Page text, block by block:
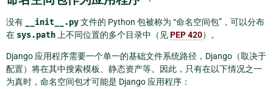
没有 __init__.py文件的 Python 包被称为 “命名空间包”，可以分布
在 sys.path 上不同位置的多个目录中（见PEP 420）。
Django 应用程序需要一个单一的基础文件系统路径，Django（取决于
配置）将在其中搜索模板、静态资产等。因此，只有在以下情况之一
为真时，命名空间包才可能是 Django 应用程序：